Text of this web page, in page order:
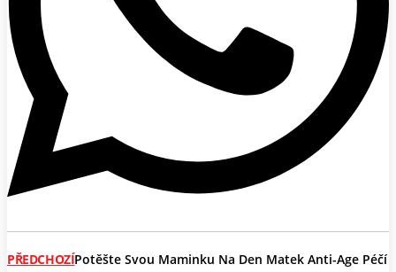
PŘEDCHOZÍPotěšte Svou Maminku Na Den Matek Anti-Age Péčí